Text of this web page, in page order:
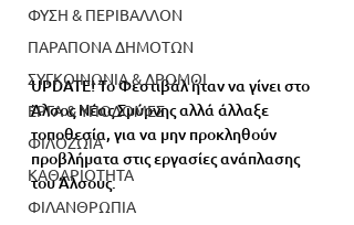
ΦΥΣΗ & ΠΕΡΙΒΑΛΛΟΝ
ΠΑΡΑΠΟΝΑ ΔΗΜΟΤΩΝ
ΣΥΓΚΟΙΝΩΝΙΑ & ΔΡΟΜΟΙ
ΕΡΓΑ & ΥΠΟΔΟΜΕΣ
ΦΙΛΟΖΩΙΑ
ΚΑΘΑΡΙΟΤΗΤΑ
ΦΙΛΑΝΘΡΩΠΙΑ
UPDATE! Το Φεστιβάλ ήταν να γίνει στο
Άλσος Νέας Σμύρνης αλλά άλλαξε
τοποθεσία, για να μην προκληθούν
προβλήματα στις εργασίες ανάπλασης
του Άλσους.